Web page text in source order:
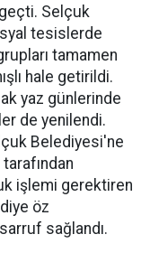
Selçuk
tesislerde
tamamen
hale getirildi.
yaz günlerinde
de yenilendi.
Belediyesi'ne
işlemi gerektiren
öz
sağlandı.